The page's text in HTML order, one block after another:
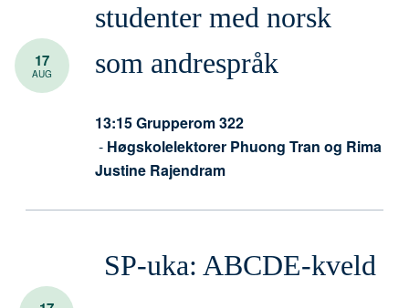
17
AUG
studenter med norsk
som andrespråk
13:15Grupperom 322
- Høgskolelektorer Phuong Tran og Rima
Justine Rajendram
SP-uka: ABCDE-kveld